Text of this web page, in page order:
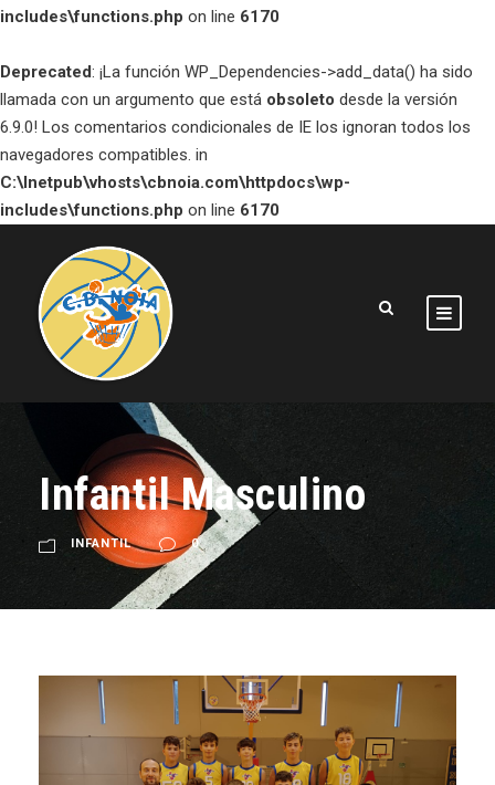
includes\functions.php on line 6170
Deprecated: ¡La función WP_Dependencies->add_data() ha sido
llamada con un argumento que está obsoleto desde la versión
6.9.0! Los comentarios condicionales de IE los ignoran todos los
navegadores compatibles. in
C:\Inetpub\vhosts\cbnoia.com\httpdocs\wp-
includes\functions.php on line 6170
Infantil Masculino
INFANTIL 0